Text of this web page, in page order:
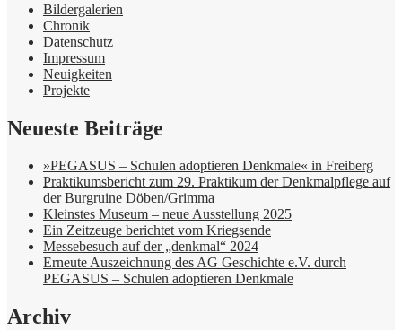
Bildergalerien
Chronik
Datenschutz
Impressum
Neuigkeiten
Projekte
Neueste Beiträge
»PEGASUS – Schulen adoptieren Denkmale« in Freiberg
Praktikumsbericht zum 29. Praktikum der Denkmalpflege auf
der Burgruine Döben/Grimma
Kleinstes Museum – neue Ausstellung 2025
Ein Zeitzeuge berichtet vom Kriegsende
Messebesuch auf der „denkmal“ 2024
Erneute Auszeichnung des AG Geschichte e.V. durch
PEGASUS – Schulen adoptieren Denkmale
Archiv